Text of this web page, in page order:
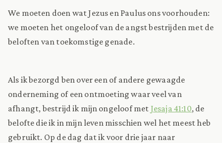
We moeten doen wat Jezus en Paulus ons voorhouden:
we moeten het ongeloof van de angst bestrijden met de
beloften van toekomstige genade.
Als ik bezorgd ben over een of andere gewaagde
onderneming of een ontmoeting waar veel van
afhangt, bestrijd ik mijn ongeloof met Jesaja 41:10, de
belofte die ik in mijn leven misschien wel het meest heb
gebruikt. Op de dag dat ik voor drie jaar naar